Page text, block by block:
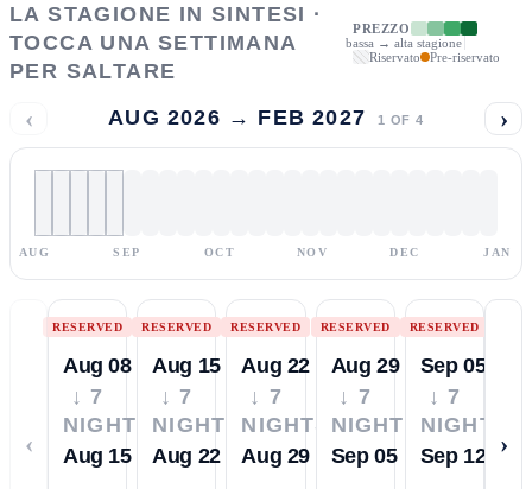
LA STAGIONE IN SINTESI ·
TOCCA UNA SETTIMANA
PER SALTARE
PREZZO
bassa → alta stagione
Riservato
Pre-riservato
‹ AUG 2026 → FEB 2027 1 OF 4 ›
AUG SEP OCT NOV DEC JAN
‹
RESERVED
Aug 08
↓ 7
NIGHTS
Aug 15
RESERVED
Aug 15
↓ 7
NIGHTS
Aug 22
RESERVED
Aug 22
↓ 7
NIGHTS
Aug 29
RESERVED
Aug 29
↓ 7
NIGHTS
Sep 05
RESERVED
Sep 05
↓ 7
NIGHTS
Sep 12
›